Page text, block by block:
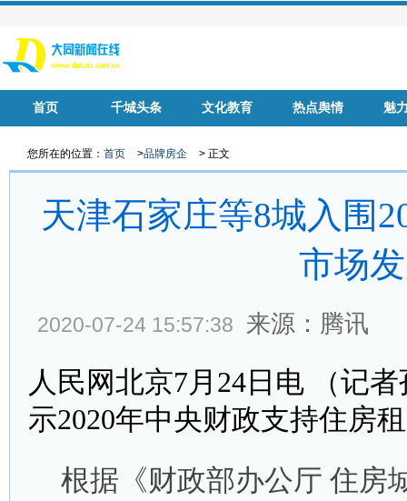
首页 千城头条 文化教育 热点舆情
魅
您所在的位置： 首页 >品牌房企 > 正文
天津石家庄等8城入围
市场
2020-07-24 15:57:38 来源：腾讯
人民网北京7月24日电 （记
示2020年中央财政支持住房
根据《财政部办公厅 住房